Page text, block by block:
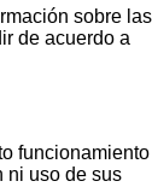
sobre las
de acuerdo a
funcionamiento
ni uso de sus